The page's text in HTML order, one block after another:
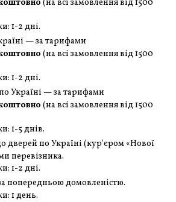
(на всі замовленнявід 1500
1-2 дні.
— за тарифами
(на всі замовленнявід 1500
1-2 дні.
Україні — за тарифами
(на всі замовленнявід 1500
1-5 днів.
дверей по Україні (кур'єром «Нової
перевізника.
1-2 дні.
попередньою домовленістю.
1 день.